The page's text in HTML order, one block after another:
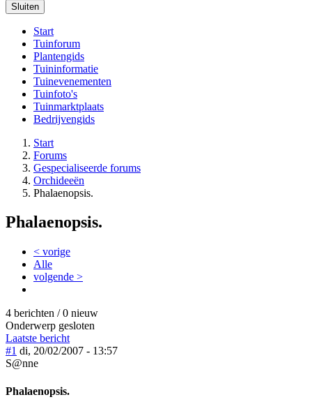
Sluiten
Start
Tuinforum
Plantengids
Tuininformatie
Tuinevenementen
Tuinfoto's
Tuinmarktplaats
Bedrijvengids
Start
Forums
Gespecialiseerde forums
Orchideeën
Phalaenopsis.
Phalaenopsis.
< vorige
Alle
volgende >
4 berichten / 0 nieuw
Onderwerp gesloten
Laatste bericht
#1 di, 20/02/2007 - 13:57
S@nne
Phalaenopsis.